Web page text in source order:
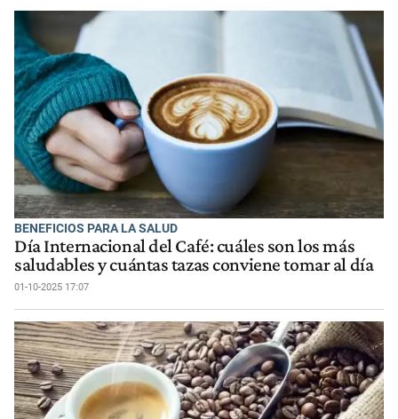
BENEFICIOS PARA LA SALUD
Día Internacional del Café: cuáles son los más
saludables y cuántas tazas conviene tomar al día
01-10-2025 17:07